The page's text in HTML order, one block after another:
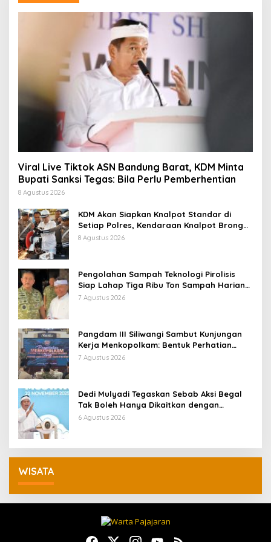
Viral Live Tiktok ASN Bandung Barat, KDM Minta
Bupati Sanksi Tegas: Bila Perlu Pemberhentian
8 Agustus 2026
KDM Akan Siapkan Knalpot Standar di
Setiap Polres, Kendaraan Knalpot Brong
Tertangkap Langsung Ganti
8 Agustus 2026
Pengolahan Sampah Teknologi Pirolisis
Siap Lahap Tiga Ribu Ton Sampah Harian
Jawa Barat
7 Agustus 2026
Pangdam III Siliwangi Sambut Kunjungan
Kerja Menkopolkam: Bentuk Perhatian
Pemerintah
7 Agustus 2026
Dedi Mulyadi Tegaskan Sebab Aksi Begal
Tak Boleh Hanya Dikaitkan dengan
Ekonomi
6 Agustus 2026
WISATA